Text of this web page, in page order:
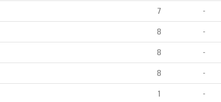
7
-
8
-
8
-
8
-
1
-